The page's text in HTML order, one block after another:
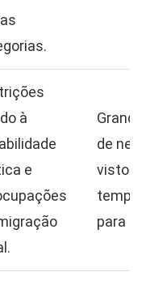
à
e
de
visto
para